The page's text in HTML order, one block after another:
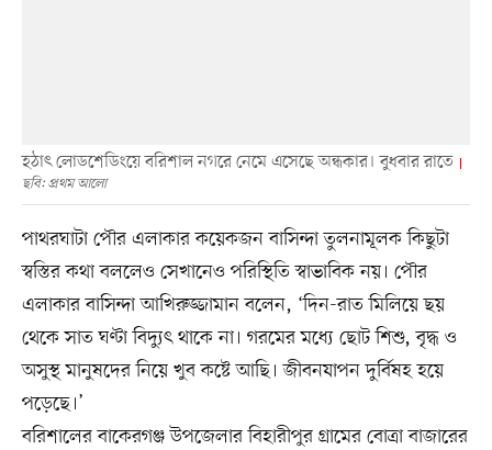
হঠাৎ লোডশেডিংয়ে বরিশাল নগরে নেমে এসেছে অন্ধকার। বুধবার রাতে
ছবি: প্রথম আলো
পাথরঘাটা পৌর এলাকার কয়েকজন বাসিন্দা তুলনামূলক কিছুটা
স্বস্তির কথা বললেও সেখানেও পরিস্থিতি স্বাভাবিক নয়। পৌর
এলাকার বাসিন্দা আখিরুজ্জামান বলেন, ‘দিন-রাত মিলিয়ে ছয়
থেকে সাত ঘণ্টা বিদ্যুৎ থাকে না। গরমের মধ্যে ছোট শিশু, বৃদ্ধ ও
অসুস্থ মানুষদের নিয়ে খুব কষ্টে আছি। জীবনযাপন দুর্বিষহ হয়ে
পড়েছে।’
বরিশালের বাকেরগঞ্জ উপজেলার বিহারীপুর গ্রামের বোত্রা বাজারের